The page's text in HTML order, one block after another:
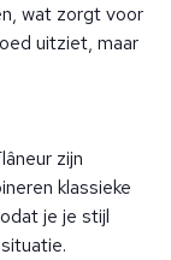
wat zorgt voor
uitziet, maar
zijn
klassieke
je je stijl